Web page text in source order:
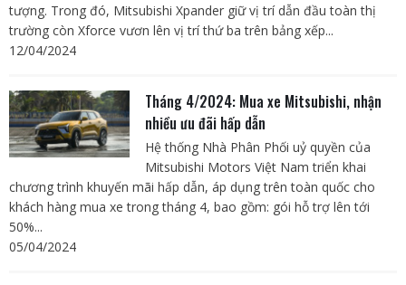
tượng. Trong đó, Mitsubishi Xpander giữ vị trí dẫn đầu toàn thị
trường còn Xforce vươn lên vị trí thứ ba trên bảng xếp...
12/04/2024
Tháng 4/2024: Mua xe Mitsubishi, nhận
nhiều ưu đãi hấp dẫn
Hệ thống Nhà Phân Phối uỷ quyền của
Mitsubishi Motors Việt Nam triển khai
chương trình khuyến mãi hấp dẫn, áp dụng trên toàn quốc cho
khách hàng mua xe trong tháng 4, bao gồm: gói hỗ trợ lên tới
50%...
05/04/2024